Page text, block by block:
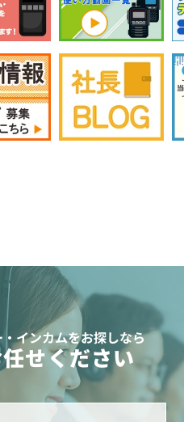
インカムをお探しなら
せください